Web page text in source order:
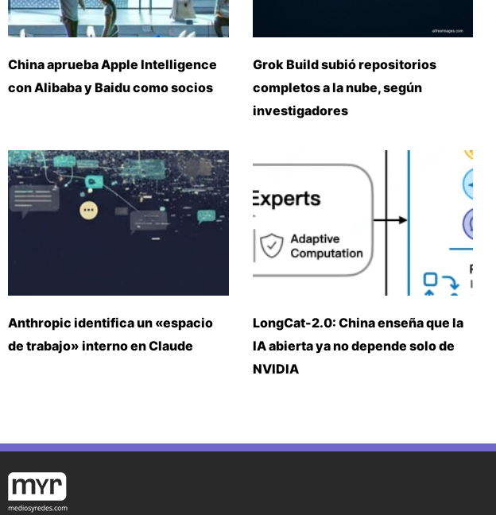
China aprueba Apple Intelligence
con Alibaba y Baidu como socios
Grok Build subió repositorios
completos a la nube, según
investigadores
Anthropic identifica un «espacio
de trabajo» interno en Claude
LongCat-2.0: China enseña que la
IA abierta ya no depende solo de
NVIDIA